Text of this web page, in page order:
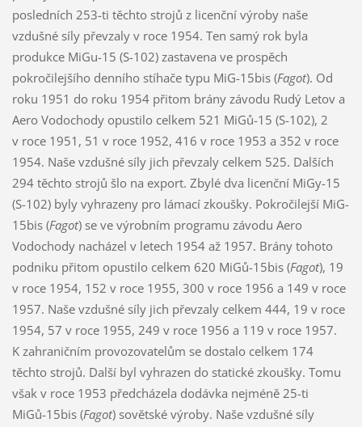
posledních 253-ti těchto strojů z licenční výroby naše
vzdušné síly převzaly v roce 1954. Ten samý rok byla
produkce MiGu-15 (S-102) zastavena ve prospěch
pokročilejšího denního stíhače typu MiG-15bis (Fagot). Od
roku 1951 do roku 1954 přitom brány závodu Rudý Letov a
Aero Vodochody opustilo celkem 521 MiGů-15 (S-102), 2
v roce 1951, 51 v roce 1952, 416 v roce 1953 a 352 v roce
1954. Naše vzdušné síly jich převzaly celkem 525. Dalších
294 těchto strojů šlo na export. Zbylé dva licenční MiGy-15
(S-102) byly vyhrazeny pro lámací zkoušky. Pokročilejší MiG-
15bis (Fagot) se ve výrobním programu závodu Aero
Vodochody nacházel v letech 1954 až 1957. Brány tohoto
podniku přitom opustilo celkem 620 MiGů-15bis (Fagot), 19
v roce 1954, 152 v roce 1955, 300 v roce 1956 a 149 v roce
1957. Naše vzdušné síly jich převzaly celkem 444, 19 v roce
1954, 57 v roce 1955, 249 v roce 1956 a 119 v roce 1957.
K zahraničním provozovatelům se dostalo celkem 174
těchto strojů. Další byl vyhrazen do statické zkoušky. Tomu
však v roce 1953 předcházela dodávka nejméně 25-ti
MiGů-15bis (Fagot) sovětské výroby. Naše vzdušné síly